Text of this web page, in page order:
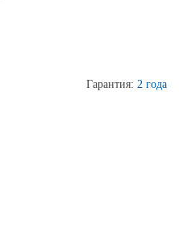
Гарантия: 2 года